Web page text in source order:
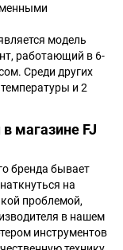
модель
работающий в 6-
Среди других
и 2
магазине FJ
бренда бывает
на
проблемой,
в нашем
инструментов